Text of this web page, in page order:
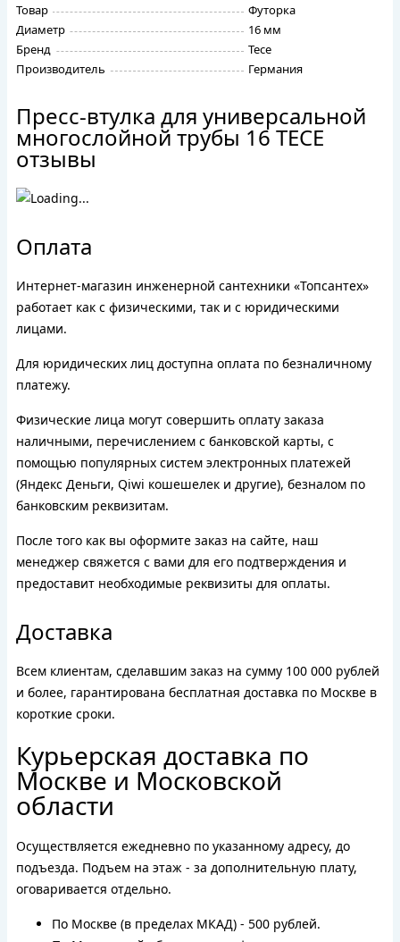
Товар
Футорка
Диаметр
16 мм
Бренд
Tece
Производитель
Германия
Пресс-втулка для универсальной
многослойной трубы 16 TECE
отзывы
Оплата
Интернет-магазин инженерной сантехники «Топсантех»
работает как с физическими, так и с юридическими
лицами.
Для юридических лиц доступна оплата по безналичному
платежу.
Физические лица могут совершить оплату заказа
наличными, перечислением с банковской карты, с
помощью популярных систем электронных платежей
(Яндекс Деньги, Qiwi кошешелек и другие), безналом по
банковским реквизитам.
После того как вы оформите заказ на сайте, наш
менеджер свяжется с вами для его подтверждения и
предоставит необходимые реквизиты для оплаты.
Доставка
Всем клиентам, сделавшим заказ на сумму 100 000 рублей
и более, гарантирована бесплатная доставка по Москве в
короткие сроки.
Курьерская доставка по
Москве и Московской
области
Осуществляется ежедневно по указанному адресу, до
подъезда. Подъем на этаж - за дополнительную плату,
оговаривается отдельно.
По Москве (в пределах МКАД) - 500 рублей.